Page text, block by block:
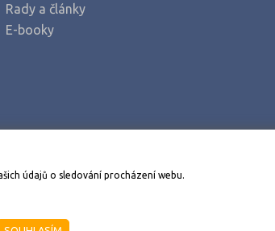
Adresář škol
Rady a články
E-booky
, s.r.o., stránky vytvořilo
údajů o sledování procházení webu.